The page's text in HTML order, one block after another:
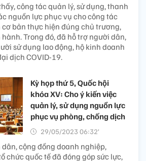
công tác quản lý, sử dụng, thanh
nguồn lực phục vụ cho công tác
bản thực hiện đúng chủ trương,
Trong đó, đã hỗ trợ người dân,
sử dụng lao động, hộ kinh doanh
dịch COVID-19.
Kỳ họp thứ 5, Quốc hội
khóa XV: Cho ý kiến việc
quản lý, sử dụng nguồn lực
phục vụ phòng, chống dịch
29/05/2023 06:32’
cộng đồng doanh nghiệp,
chức quốc tế đã đóng góp sức lực,